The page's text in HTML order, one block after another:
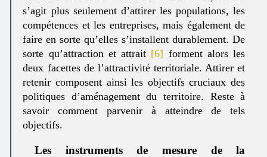
s’agit plus seulement d’attirer les populations, les
compétences et les entreprises, mais également de
faire en sorte qu’elles s’installent durablement. De
sorte qu’attraction et attrait [6] forment alors les
deux facettes de l’attractivité territoriale. Attirer et
retenir composent ainsi les objectifs cruciaux des
politiques d’aménagement du territoire. Reste à
savoir comment parvenir à atteindre de tels
objectifs.
Les instruments de mesure de la